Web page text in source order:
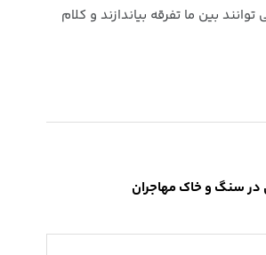
بین ما تفرقه بیاندازند و کلام
در سنگ و خاک‌ مهاجران